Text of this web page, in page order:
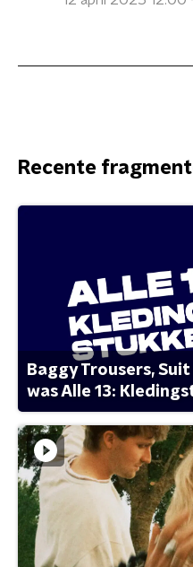
Recente
Baggy Trousers,
was Alle 13: